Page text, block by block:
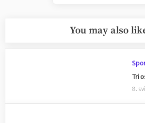
You may also
Tri
8.